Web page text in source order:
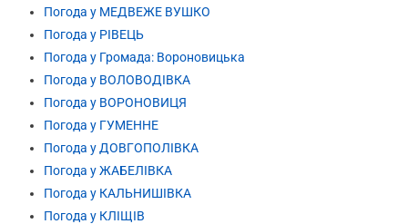
Погода у МЕДВЕЖЕ ВУШКО
Погода у РІВЕЦЬ
Погода у Громада: Вороновицька
Погода у ВОЛОВОДІВКА
Погода у ВОРОНОВИЦЯ
Погода у ГУМЕННЕ
Погода у ДОВГОПОЛІВКА
Погода у ЖАБЕЛІВКА
Погода у КАЛЬНИШІВКА
Погода у КЛІЩІВ